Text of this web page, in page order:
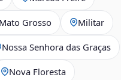
Mato Grosso Militar
Nossa Senhora das Graças
Nova Floresta